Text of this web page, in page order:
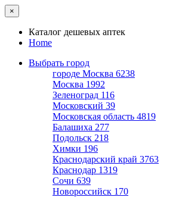
×
Каталог дешевых аптек
Home
Выбрать город
городе Москва 6238
Москва 1992
Зеленоград 116
Московский 39
Московская область 4819
Балашиха 277
Подольск 218
Химки 196
Краснодарский край 3763
Краснодар 1319
Сочи 639
Новороссийск 170